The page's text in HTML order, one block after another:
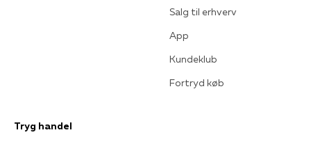
Salg til erhverv
App
Kundeklub
Fortryd køb
Tryg handel